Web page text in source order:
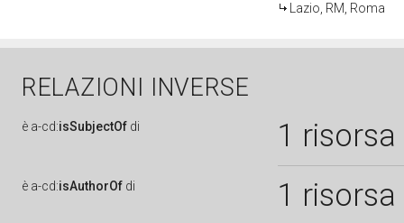
Lazio, RM, Roma
RELAZIONI INVERSE
è a-cd:isSubjectOf di 1 risorsa
è a-cd:isAuthorOf di 1 risorsa